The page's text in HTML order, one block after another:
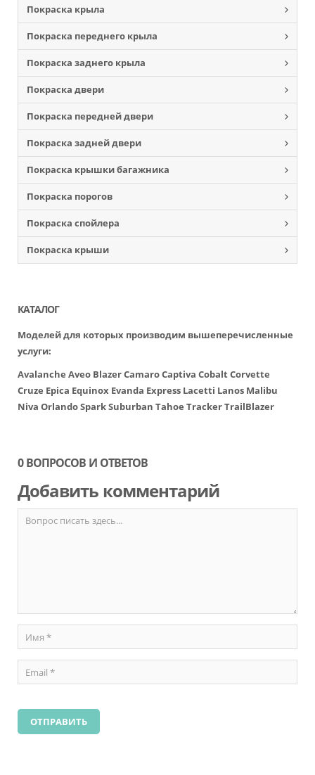
Покраска крыла
Покраска переднего крыла
Покраска заднего крыла
Покраска двери
Покраска передней двери
Покраска задней двери
Покраска крышки багажника
Покраска порогов
Покраска спойлера
Покраска крыши
КАТАЛОГ
Моделей для которых производим вышеперечисленные
услуги:
Avalanche Aveo BlazerCamaroCaptiva CobaltCorvette
Cruze Epica Equinox Evanda Express Lacetti Lanos Malibu
Niva OrlandoSparkSuburban Tahoe TrackerTrailBlazer
0 ВОПРОСОВ И ОТВЕТОВ
Добавить комментарий